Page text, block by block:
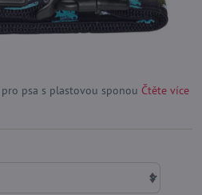
psa s plastovou sponou Čtěte více